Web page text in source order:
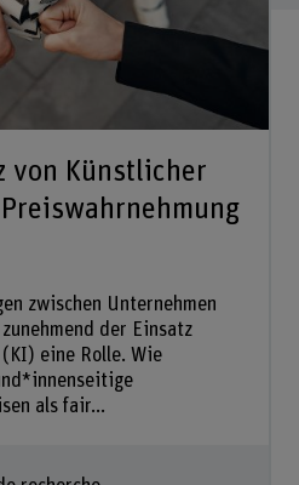
von Künstlicher
zwischen Unternehmen
der Einsatz
eine Rolle. Wie
als fair...